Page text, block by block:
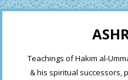
Teachings of Hakim al-
& his spiritual successors,